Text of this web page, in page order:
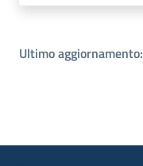
Ultimo aggiornamento: